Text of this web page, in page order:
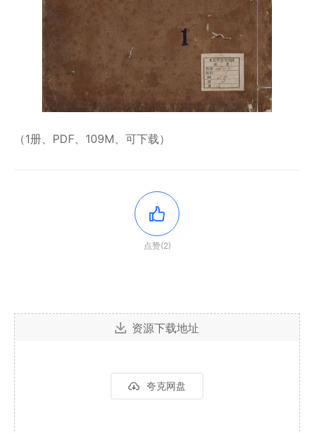
（1册、PDF、109M、可下载）
点赞(2)
资源下载地址
夸克网盘